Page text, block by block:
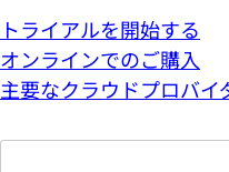
トライアルを開始する
オンラインでのご購入
主要なクラウドプロバイ